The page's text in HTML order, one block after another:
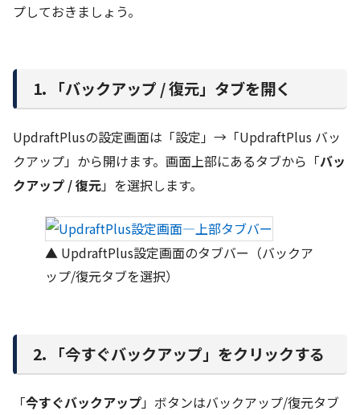
プしておきましょう。
1. 「バックアップ / 復元」タブを開く
UpdraftPlusの設定画面は「設定」→「UpdraftPlus バッ
クアップ」から開けます。画面上部にあるタブから「バッ
クアップ / 復元」を選択します。
▲ UpdraftPlus設定画面のタブバー（バックア
ップ/復元タブを選択）
2. 「今すぐバックアップ」をクリックする
「今すぐバックアップ」ボタンはバックアップ/復元タブ